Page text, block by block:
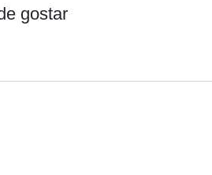
gostar